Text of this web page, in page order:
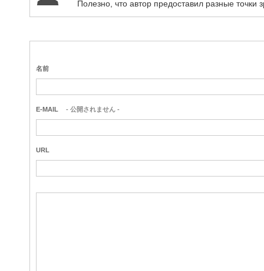
Полезно, что автор предоставил разные
名前
E-MAIL - 公開されません -
URL